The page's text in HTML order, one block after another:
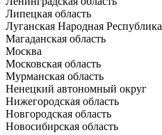
Липецкая область
Луганская Народная Республика
Магаданская область
Москва
Московская область
Мурманская область
Ненецкий автономный округ
Нижегородская область
Новгородская область
Новосибирская область